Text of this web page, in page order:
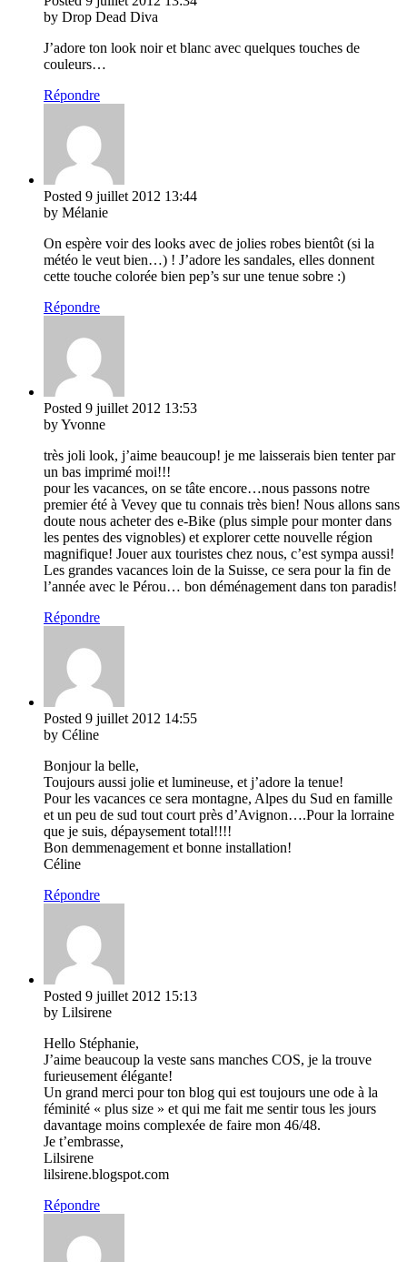
by Drop Dead Diva
J’adore ton look noir et blanc avec quelques touches de
couleurs…
Répondre
Posted 9 juillet 2012 13:44
by Mélanie
On espère voir des looks avec de jolies robes bientôt (si la
météo le veut bien…) ! J’adore les sandales, elles donnent
cette touche colorée bien pep’s sur une tenue sobre :)
Répondre
Posted 9 juillet 2012 13:53
by Yvonne
très joli look, j’aime beaucoup! je me laisserais bien tenter par
un bas imprimé moi!!!
pour les vacances, on se tâte encore…nous passons notre
premier été à Vevey que tu connais très bien! Nous allons sans
doute nous acheter des e-Bike (plus simple pour monter dans
les pentes des vignobles) et explorer cette nouvelle région
magnifique! Jouer aux touristes chez nous, c’est sympa aussi!
Les grandes vacances loin de la Suisse, ce sera pour la fin de
l’année avec le Pérou… bon déménagement dans ton paradis!
Répondre
Posted 9 juillet 2012 14:55
by Céline
Bonjour la belle,
Toujours aussi jolie et lumineuse, et j’adore la tenue!
Pour les vacances ce sera montagne, Alpes du Sud en famille
et un peu de sud tout court près d’Avignon….Pour la lorraine
que je suis, dépaysement total!!!!
Bon demmenagement et bonne installation!
Céline
Répondre
Posted 9 juillet 2012 15:13
by Lilsirene
Hello Stéphanie,
J’aime beaucoup la veste sans manches COS, je la trouve
furieusement élégante!
Un grand merci pour ton blog qui est toujours une ode à la
féminité « plus size » et qui me fait me sentir tous les jours
davantage moins complexée de faire mon 46/48.
Je t’embrasse,
Lilsirene
lilsirene.blogspot.com
Répondre